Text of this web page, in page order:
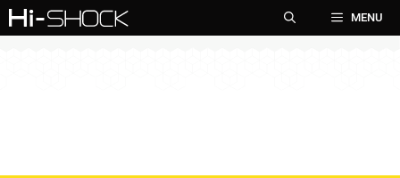
Zum
Inhalt
MENU